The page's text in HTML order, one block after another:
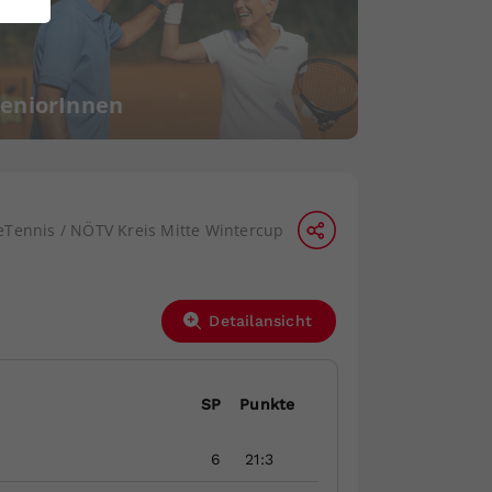
/ NÖTV Kreis Mitte Wintercup
Detailansicht
SP Punkte
6 21:3